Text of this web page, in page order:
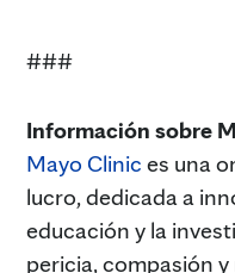
###
Información sobre
Mayo Clinic es una
lucro, dedicada a
educación y la
pericia, compasión